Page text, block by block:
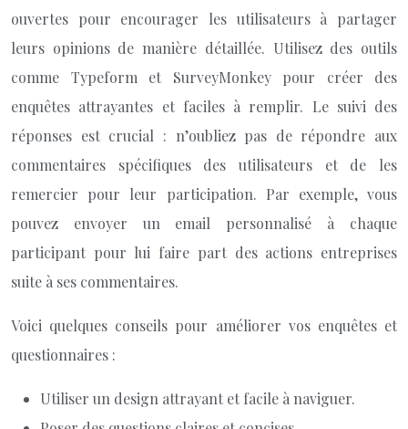
ouvertes pour encourager les utilisateurs à partager
leurs opinions de manière détaillée. Utilisez des outils
comme Typeform et SurveyMonkey pour créer des
enquêtes attrayantes et faciles à remplir. Le suivi des
réponses est crucial : n’oubliez pas de répondre aux
commentaires spécifiques des utilisateurs et de les
remercier pour leur participation. Par exemple, vous
pouvez envoyer un email personnalisé à chaque
participant pour lui faire part des actions entreprises
suite à ses commentaires.
Voici quelques conseils pour améliorer vos enquêtes et
questionnaires :
Utiliser un design attrayant et facile à naviguer.